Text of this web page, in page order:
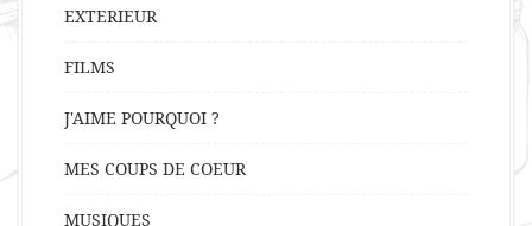
EXTERIEUR
FILMS
J'AIME POURQUOI ?
MES COUPS DE COEUR
MUSIQUES